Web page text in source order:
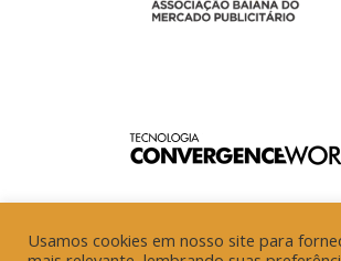
Usamos cookies em nosso site para